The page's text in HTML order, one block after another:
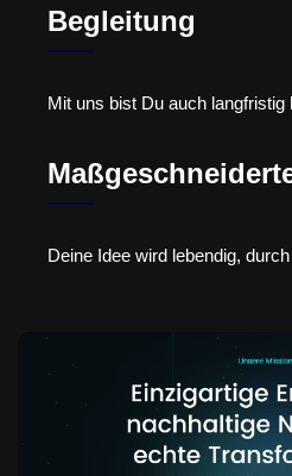
Begleitung
Mit uns bist Du auch langfristig
Deine Idee wird lebendig,